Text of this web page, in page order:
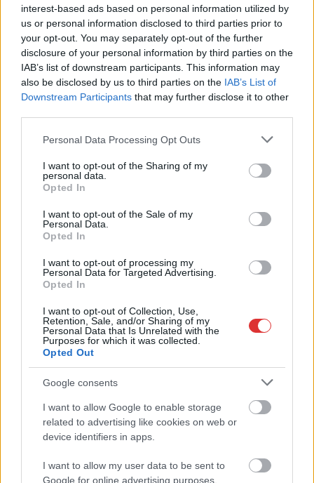
interest-based ads based on personal information utilized by
us or personal information disclosed to third parties prior to
your opt-out. You may separately opt-out of the further
disclosure of your personal information by third parties on the
IAB’s list of downstream participants. This information may
also be disclosed by us to third parties on the IAB’s List of
Downstream Participants that may further disclose it to other
Please note that this website/app uses one or more Google
not limited to your visit or usage behaviour. You may click to
grant or deny consent to Google and its third-party tags to
use your data for below specified purposes in below Google
consent section.
Personal Data Processing Opt Outs
I want to opt-out of the Sharing of my
personal data.
Opted In
I want to opt-out of the Sale of my
Personal Data.
Opted In
I want to opt-out of processing my
Personal Data for Targeted Advertising.
Opted In
I want to opt-out of Collection, Use,
Retention, Sale, and/or Sharing of my
Personal Data that Is Unrelated with the
Purposes for which it was collected.
Opted Out
Google consents
I want to allow Google to enable storage
related to advertising like cookies on web or
device identifiers in apps.
I want to allow my user data to be sent to
Google for online advertising purposes.
Szolnok megyében is feloldották a tűzgyújtási
tilalmat
2026.06.12. szol24.hu
A legutóbbi időszakban
köszönhetően
csökkent a szabadtéri
ország egy részén,
illetve Jász-Nagykun-Szolnok megyében is.
TOVÁBB OLVASOM
JNSZ megyei hírek
tűzgyújtás
Vezéráldozat a Fidesz irányította aranykonvoj-
botrány miatt, lemondott a főügyész
2026.06.12. Kiss Lajos
A Központi Nyomozó
Főügyészség vezetője
lemondását, nem is
titkolják, hogy az ukrán